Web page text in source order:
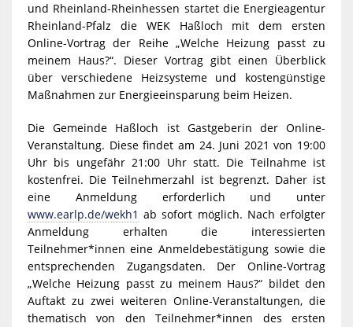
und Rheinland-Rheinhessen startet die Energieagentur
Rheinland-Pfalz die WEK Haßloch mit dem ersten
Online-Vortrag der Reihe „Welche Heizung passt zu
meinem Haus?“. Dieser Vortrag gibt einen Überblick
über verschiedene Heizsysteme und kostengünstige
Maßnahmen zur Energieeinsparung beim Heizen.
Die Gemeinde Haßloch ist Gastgeberin der Online-
Veranstaltung. Diese findet am 24. Juni 2021 von 19:00
Uhr bis ungefähr 21:00 Uhr statt. Die Teilnahme ist
kostenfrei. Die Teilnehmerzahl ist begrenzt. Daher ist
eine Anmeldung erforderlich und unter
www.earlp.de/wekh1 ab sofort möglich. Nach erfolgter
Anmeldung erhalten die interessierten
Teilnehmer*innen eine Anmeldebestätigung sowie die
entsprechenden Zugangsdaten. Der Online-Vortrag
„Welche Heizung passt zu meinem Haus?“ bildet den
Auftakt zu zwei weiteren Online-Veranstaltungen, die
thematisch von den Teilnehmer*innen des ersten